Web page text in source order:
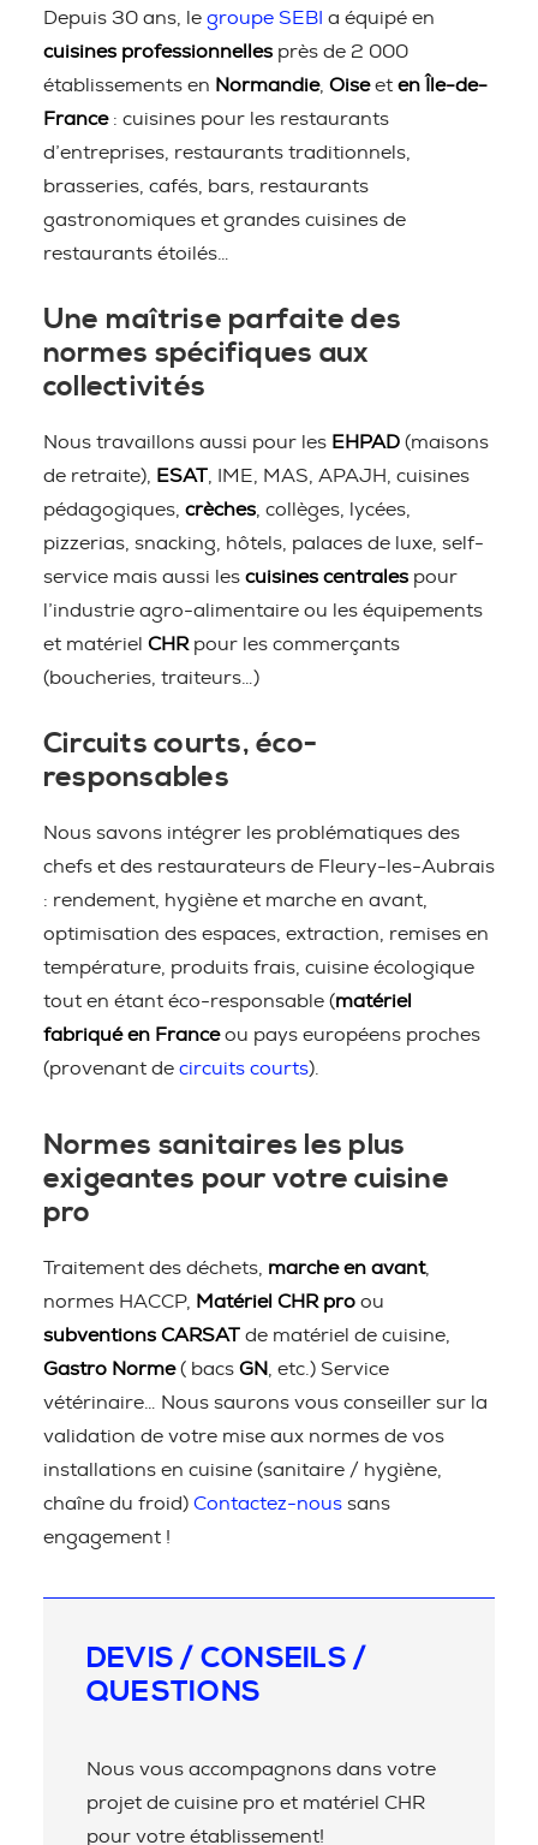
Depuis 30 ans, le groupe SEBI a équipé en
cuisines professionnelles près de 2 000
établissements en Normandie, Oiseet en Île-de-
France: cuisines pour les restaurants
d’entreprises, restaurants traditionnels,
brasseries, cafés, bars, restaurants
gastronomiques et grandes cuisines de
restaurants étoilés…
Une maîtrise parfaite des
normes spécifiques aux
collectivités
Nous travaillons aussi pour les EHPAD (maisons
de retraite),
ESAT , IME, MAS, APAJH, cuisines
pédagogiques, crèches , collèges, lycées,
pizzerias, snacking, hôtels, palaces de luxe, self-
service mais aussi les cuisines centrales pour
l’industrie agro-alimentaire ou les équipements
et matériel CHR pour les commerçants
(boucheries, traiteurs…)
Circuits courts, éco-
responsables
Nous savons intégrer les problématiques des
chefs et des restaurateurs de Fleury-les-Aubrais
: rendement, hygiène et marche en avant,
optimisation des espaces, extraction, remises en
température, produits frais, cuisine écologique
tout en étant éco-responsable (matériel
fabriqué en Franceou pays européens proches
(provenant de circuits courts).
Normes sanitaires les plus
exigeantes pour votre cuisine
pro
Traitement des déchets, marche en avant,
normes HACCP,
Matériel CHR pro ou
subventions CARSAT de matériel de cuisine,
Gastro Norme( bacs GN
, etc.) Service
vétérinaire… Nous saurons vous conseiller sur la
validation de votre mise aux normes de vos
installations en cuisine (sanitaire / hygiène,
chaîne du froid) Contactez-nous sans
engagement !
DEVIS / CONSEILS /
QUESTIONS
Nous vous accompagnons dans votre
projet de cuisine pro et matériel CHR
pour votre établissement!